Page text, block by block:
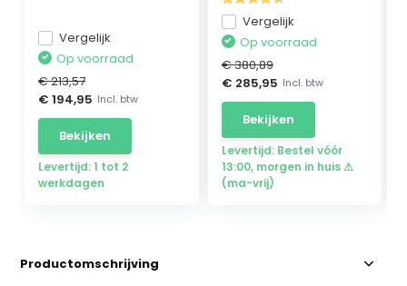
Vergelijk
Op voorraad
€ 213,57
€ 194,95 Incl. btw
Bekijken
Levertijd: 1 tot 2
werkdagen
Vergelijk
Op voorraad
€ 380,89
€ 285,95 Incl. btw
Bekijken
Levertijd: Bestel vóór
13:00, morgen in huis ⚠
(ma-vrij)
Productomschrijving